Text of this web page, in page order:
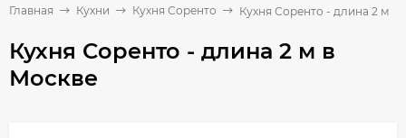
Главная Кухни Кухня Соренто Кухня Соренто - длина 2 м
Кухня Соренто - длина 2 м в
Москве